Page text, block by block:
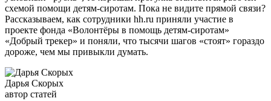
схемой помощи детям-сиротам. Пока не видите прямой связи?
Рассказываем, как сотрудники hh.ru приняли участие в
проекте фонда «Волонтёры в помощь детям-сиротам»
«Добрый трекер» и поняли, что тысячи шагов «стоят» гораздо
дороже, чем мы привыкли думать.
Дарья Скорых
автор статей